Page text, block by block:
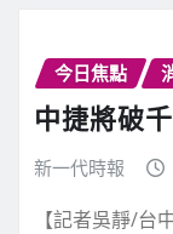
今日焦點
中捷將破
新一代時報
【記者吳靜/台